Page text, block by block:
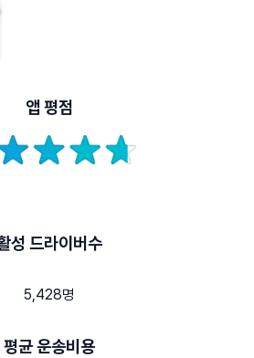
앱 평점
성 드라이버수
5,428명
평균 운송비용